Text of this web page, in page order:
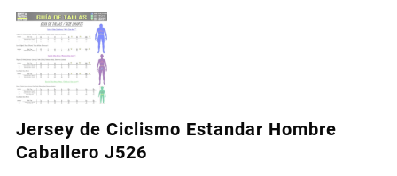
Jersey de Ciclismo Estandar Hombre
Caballero J526